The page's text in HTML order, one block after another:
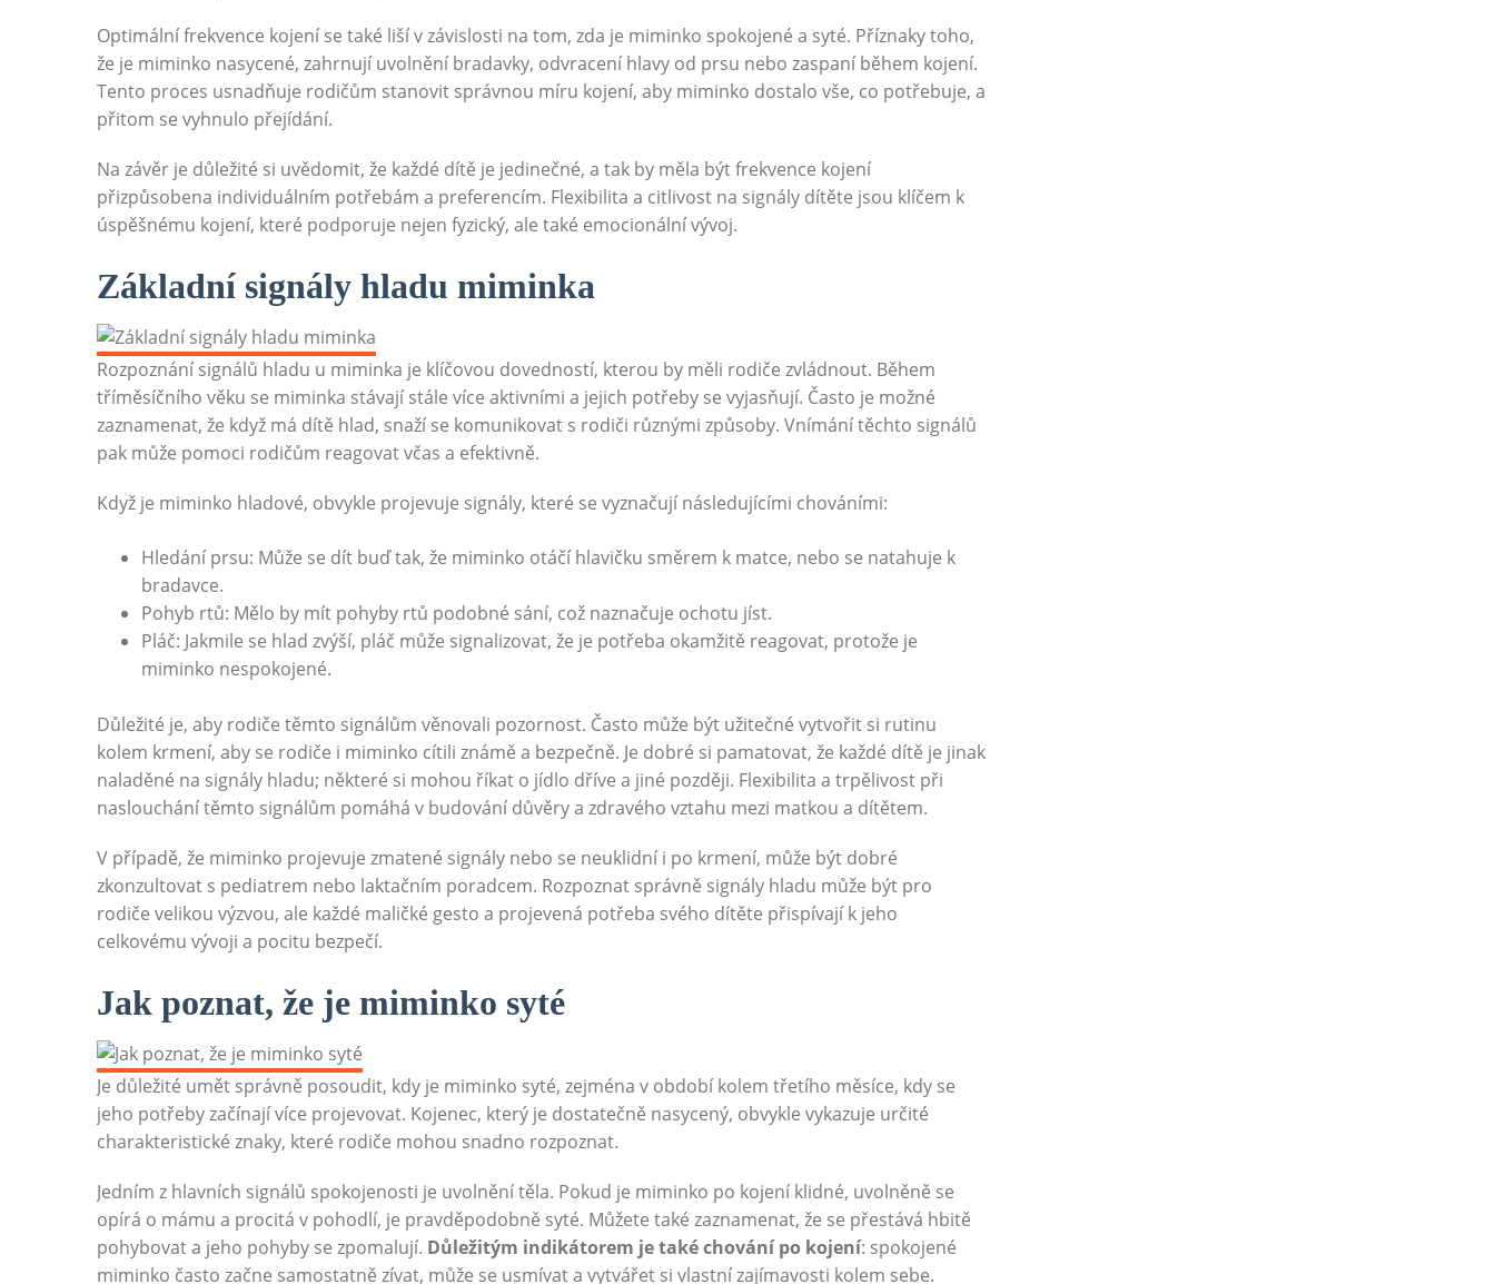
Optimální frekvence kojení se také liší v závislosti na tom, zda je miminko spokojené a syté. Příznaky toho,
že je miminko nasycené, zahrnují uvolnění bradavky, odvracení hlavy od prsu nebo zaspaní během kojení.
Tento proces usnadňuje rodičům stanovit správnou míru kojení, aby miminko dostalo vše, co potřebuje, a
přitom se vyhnulo přejídání.
Na závěr je důležité si uvědomit, že každé dítě je jedinečné, a tak by měla být frekvence kojení
přizpůsobena individuálním potřebám a preferencím. Flexibilita a citlivost na signály dítěte jsou klíčem k
úspěšnému kojení, které podporuje nejen fyzický, ale také emocionální vývoj.
Základní signály hladu miminka
Rozpoznání signálů hladu u miminka je klíčovou dovedností, kterou by měli rodiče zvládnout. Během
tříměsíčního věku se miminka stávají stále více aktivními a jejich potřeby se vyjasňují. Často je možné
zaznamenat, že když má dítě hlad, snaží se komunikovat s rodiči různými způsoby. Vnímání těchto signálů
pak může pomoci rodičům reagovat včas a efektivně.
Když je miminko hladové, obvykle projevuje signály, které se vyznačují následujícími chováními:
Hledání prsu: Může se dít buď tak, že miminko otáčí hlavičku směrem k matce, nebo se natahuje k
bradavce.
Pohyb rtů: Mělo by mít pohyby rtů podobné sání, což naznačuje ochotu jíst.
Pláč: Jakmile se hlad zvýší, pláč může signalizovat, že je potřeba okamžitě reagovat, protože je
miminko nespokojené.
Důležité je, aby rodiče těmto signálům věnovali pozornost. Často může být užitečné vytvořit si rutinu
kolem krmení, aby se rodiče i miminko cítili známě a bezpečně. Je dobré si pamatovat, že každé dítě je jinak
naladěné na signály hladu; některé si mohou říkat o jídlo dříve a jiné později. Flexibilita a trpělivost při
naslouchání těmto signálům pomáhá v budování důvěry a zdravého vztahu mezi matkou a dítětem.
V případě, že miminko projevuje zmatené signály nebo se neuklidní i po krmení, může být dobré
zkonzultovat s pediatrem nebo laktačním poradcem. Rozpoznat správně signály hladu může být pro
rodiče velikou výzvou, ale každé maličké gesto a projevená potřeba svého dítěte přispívají k jeho
celkovému vývoji a pocitu bezpečí.
Jak poznat, že je miminko syté
Je důležité umět správně posoudit, kdy je miminko syté, zejména v období kolem třetího měsíce, kdy se
jeho potřeby začínají více projevovat. Kojenec, který je dostatečně nasycený, obvykle vykazuje určité
charakteristické znaky, které rodiče mohou snadno rozpoznat.
Jedním z hlavních signálů spokojenosti je uvolnění těla. Pokud je miminko po kojení klidné, uvolněně se
opírá o mámu a procitá v pohodlí, je pravděpodobně syté. Můžete také zaznamenat, že se přestává hbitě
pohybovat a jeho pohyby se zpomalují. Důležitým indikátorem je také chování po kojení: spokojené
miminko často začne samostatně zívat, může se usmívat a vytvářet si vlastní zajímavosti kolem sebe.